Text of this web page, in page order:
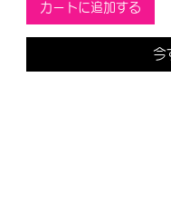
カートに追加する
今